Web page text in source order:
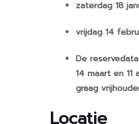
zaterdag 18
vrijdag 14
De
14 maart en
graag
Locatie